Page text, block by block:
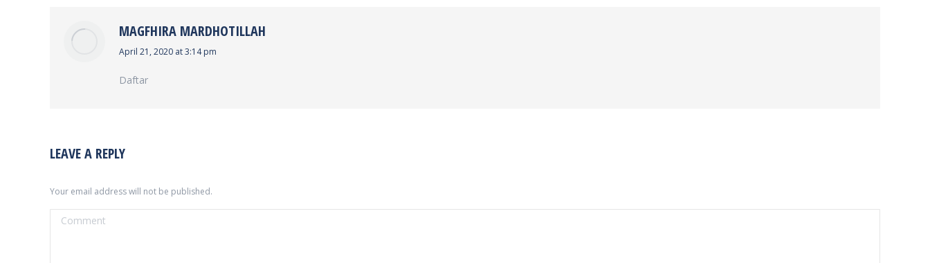
MAGFHIRA MARDHOTILLAH
says:
April 21, 2020 at 3:14 pm
Daftar
LEAVE A REPLY
Your email address will not be published.
Comment